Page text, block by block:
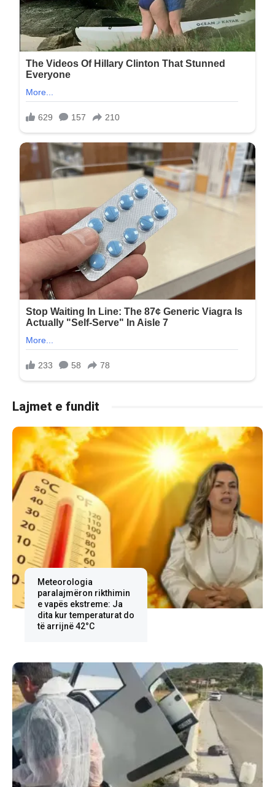
Lajmet e fundit
Meteorologia
paralajmëron rikthimin
e vapës ekstreme: Ja
dita kur temperaturat do
të arrijnë 42°C